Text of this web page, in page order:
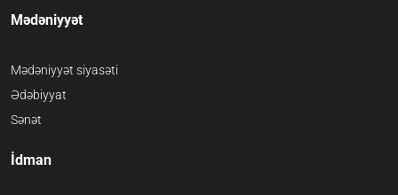
Mədəniyyət
Mədəniyyət siyasəti
Ədəbiyyat
Sənət
İdman